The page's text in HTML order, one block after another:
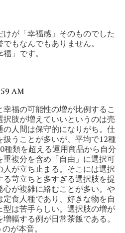
が「幸福感」そのものでした
もなんでもありません。
」です。
AM
福の可能性の増が比例するこ
択肢が増えていいというのは売
の人間は保守的になりがち。仕
扱うことが多いが、平均で12種
種類を超える運用商品から自分
重複分を含め「自由」に選択可
が立ち止まる。そこには選択
る苛立ちと多すぎる選択肢を提
心が複雑に絡むことが多い。や
食人種であり、好きな物を自
型は苦手らしい。選択肢の増が
幅する例が日常茶飯である。
が本音。